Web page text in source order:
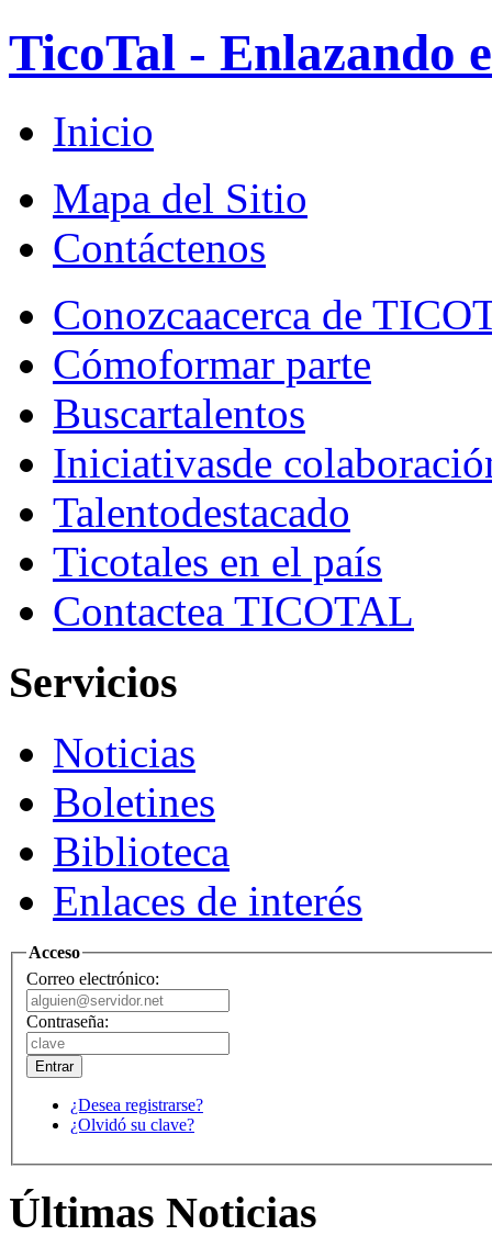
TicoTal - Enlazando
Inicio
Mapa del Sitio
Contáctenos
Conozcaacerca de
Cómoformar parte
Buscartalentos
Iniciativasde
Talentodestacado
Ticotales en el país
Contactea TICOTAL
Servicios
Noticias
Boletines
Biblioteca
Enlaces de interés
Acceso
Correo electrónico:
Contraseña:
¿Desea registrarse?
¿Olvidó su clave?
Últimas Noticias